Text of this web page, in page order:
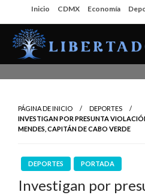
al
contenido
Inicio CDMX Economía
PÁGINA DE INICIO
DEPORTES
INVESTIGAN POR PRESUNTA
MENDES, CAPITÁN DE CABO VERDE
DEPORTES PORTADA
Investigan por